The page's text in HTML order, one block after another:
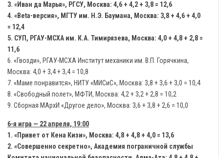
3. «Иван да Марья», РГСУ, Москва: 4,6 + 4,2 + 3,8 = 12,6
4. «Beta-версия», МГТУ им. Н.Э. Баумана, Москва: 3,8 + 4,6 + 4,0
= 12,4
5. СУП, РГАУ-МСХА им. К.А. Тимирязева, Москва: 4,0 + 4,8 + 2,8 =
11,6
6. «Гвозди», РГАУ-МСХА Институт механики им. В.П. Горячкина,
Москва: 4,0 + 3,4 + 3,4 = 10,8
7. «Маме понравится», НИТУ «МИСиС», Москва: 3,8 + 3,6 + 3,0 = 10,4
8. «Свободный полет», МФТИ, Москва: 4,2 + 3,2 + 2,8 = 10,2
9. Сборная МАрхИ «Другое дело», Москва: 3,6 + 3,8 + 2,6 = 10,0
6-я игра — 22 апреля, 19:00
1. «Привет от Кена Кизи», Москва: 4,8 + 4,8 + 4,0 = 13,6
2. «Совершенно секретно», Академия пограничной службы